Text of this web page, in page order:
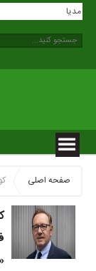
مدیا
صفحه اصلی